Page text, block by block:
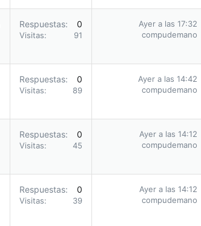
Respuestas 0
Visitas 91
Ayer a las 17:32
compudemano
Respuestas 0
Visitas 89
Ayer a las 14:42
compudemano
Respuestas 0
Visitas 45
Ayer a las 14:12
compudemano
Respuestas 0
Visitas 39
Ayer a las 14:12
compudemano